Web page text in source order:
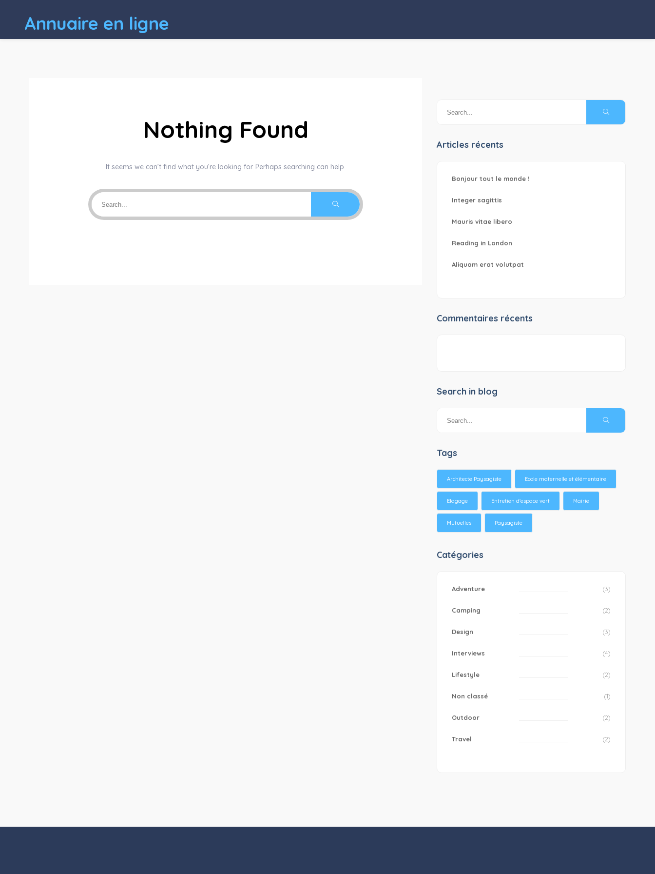
Annuaire en ligne
Nothing Found
It seems we can’t find what you’re looking for. Perhaps searching can help.
Articles récents
Bonjour tout le monde !
Integer sagittis
Mauris vitae libero
Reading in London
Aliquam erat volutpat
Commentaires récents
Search in blog
Tags
Architecte Paysagiste Ecole maternelle et élémentaire
Elagage Entretien d'espace vert Mairie
Mutuelles Paysagiste
Catégories
Adventure (3)
Camping (2)
Design (3)
Interviews (4)
Lifestyle (2)
Non classé (1)
Outdoor (2)
Travel (2)